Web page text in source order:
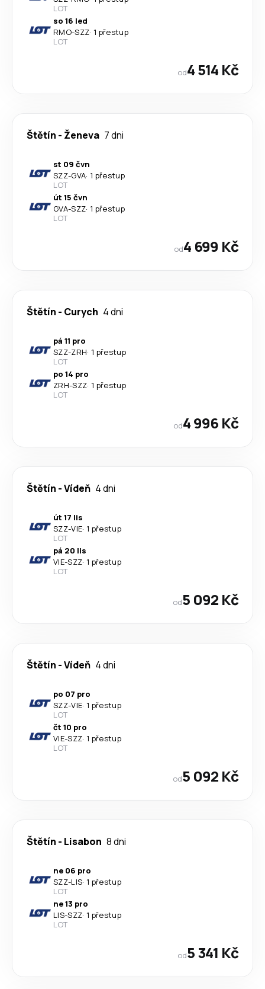
LOT
so 16 led
RMO-SZZ· 1 přestup
LOT
od4 514 Kč
Štětín - Ženeva 7 dni
st 09 čvn
SZZ-GVA· 1 přestup
LOT
út 15 čvn
GVA-SZZ· 1 přestup
LOT
od4 699 Kč
Štětín - Curych 4 dni
pá 11 pro
SZZ-ZRH· 1 přestup
LOT
po 14 pro
ZRH-SZZ· 1 přestup
LOT
od4 996 Kč
Štětín -Vídeň 4 dni
út 17 lis
SZZ-VIE· 1 přestup
LOT
pá 20 lis
VIE-SZZ· 1 přestup
LOT
od5 092 Kč
Štětín -Vídeň 4 dni
po 07 pro
SZZ-VIE· 1 přestup
LOT
čt 10 pro
VIE-SZZ· 1 přestup
LOT
od5 092 Kč
Štětín - Lisabon 8 dni
ne 06 pro
SZZ-LIS· 1 přestup
LOT
ne 13 pro
LIS-SZZ· 1 přestup
LOT
od5 341 Kč